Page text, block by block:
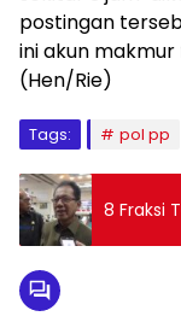
postingan
ini akun
(Hen/Rie)
Tags: pol pp
8 Fraksi